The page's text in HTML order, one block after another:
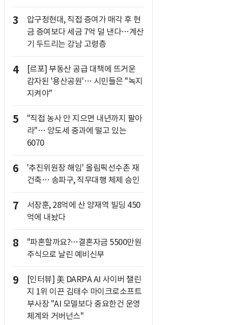
3
압구정현대, 직접 증여가 매각 후 현
금 증여보다 세금 7억 덜 낸다…계산
기 두드리는 강남 고령층
4
[르포] 부동산 공급 대책에 뜨거운
감자된 '용산공원'… 시민들은 "녹지
지켜야"
5
"직접 농사 안 지으면 내년까지 팔아
라"… 양도세 중과에 떨고 있는
6070
6
'추진위원장 해임' 올림픽선수촌 재
건축… 송파구, 직무대행 체제 승인
7
서장훈, 28억에 산 양재역 빌딩 450
억에 내놨다
8
"파혼할까요?…결혼자금 5500만원
주식으로 날린 예비신부
9
[인터뷰] 美 DARPA AI 사이버 챌린
지 1위 이끈 김태수 마이크로소프트
부사장 "AI 모델보다 중요한건 운영
체계와 거버넌스"